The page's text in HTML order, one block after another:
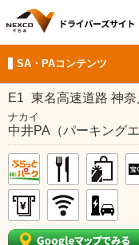
SA・PAコンテンツ
E1 東名高速道路 神奈
ナカイ
中井PA（パーキング